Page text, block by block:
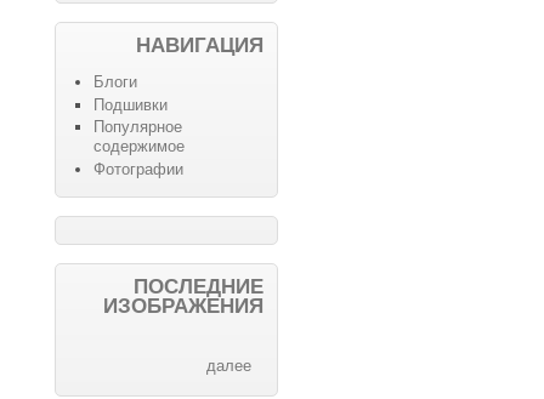
НАВИГАЦИЯ
Блоги
Подшивки
Популярное
содержимое
Фотографии
ПОСЛЕДНИЕ
ИЗОБРАЖЕНИЯ
далее